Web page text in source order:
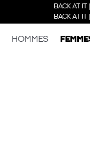
BACK AT IT
BACK AT IT
HOMMES